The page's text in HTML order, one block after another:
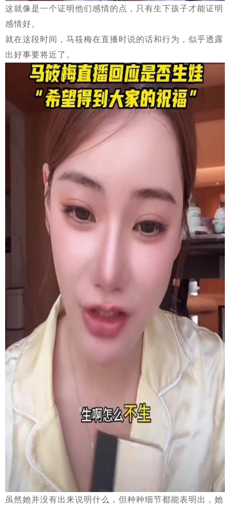
这就像是一个证明他们感情的点，只有生下孩子才能证明
感情好。
就在这段时间，马筱梅在直播时说的话和行为，似乎透露
出好事要将近了。
虽然她并没有出来说明什么，但种种细节都能表明出，她